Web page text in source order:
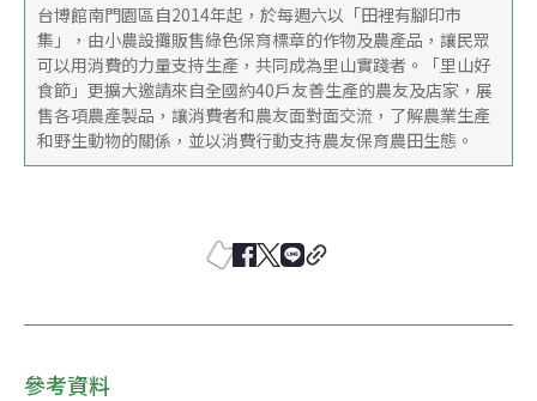
台博館南門園區自2014年起，於每週六以「田裡有腳印市
集」，由小農設攤販售綠色保育標章的作物及農產品，讓民眾
可以用消費的力量支持生產，共同成為里山實踐者。「里山好
食節」更擴大邀請來自全國約40戶友善生產的農友及店家，展
售各項農產製品，讓消費者和農友面對面交流，了解農業生產
和野生動物的關係，並以消費行動支持農友保育農田生態。
參考資料